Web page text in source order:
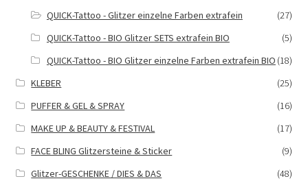
QUICK-Tattoo - Glitzer einzelne Farben extrafein
(27)
QUICK-Tattoo - BIO Glitzer SETS extrafein BIO
(5)
QUICK-Tattoo - BIO Glitzer einzelne Farben extrafein BIO (18)
KLEBER
(25)
PUFFER & GEL & SPRAY
(16)
MAKE UP & BEAUTY & FESTIVAL
(17)
FACE BLING Glitzersteine & Sticker
(9)
Glitzer-GESCHENKE / DIES & DAS
(48)